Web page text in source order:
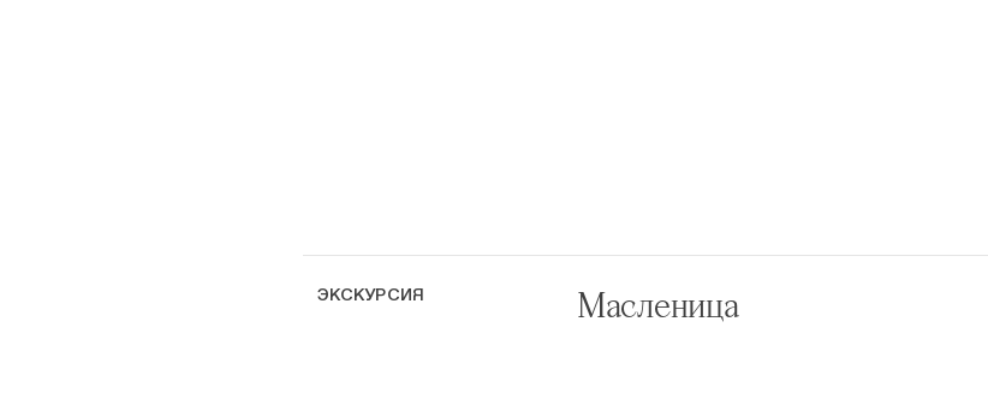
ЭКСКУРСИЯ Масленица